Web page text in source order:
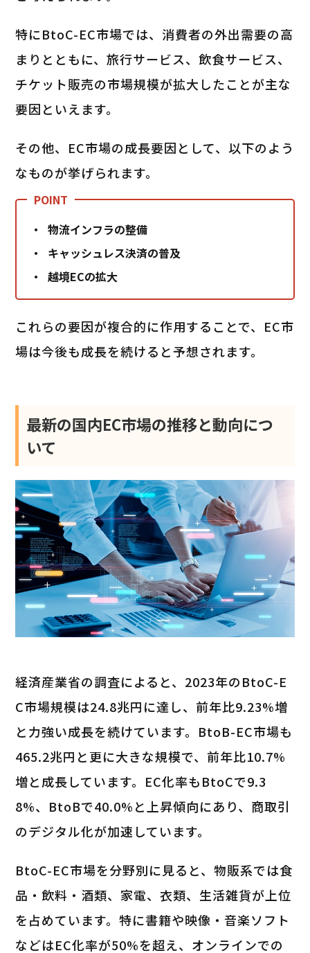
特にBtoC-EC市場では、消費者の外出需要の高
まりとともに、旅行サービス、飲食サービス、
チケット販売の市場規模が拡大したことが主な
要因といえます。
その他、EC市場の成長要因として、以下のよう
なものが挙げられます。
物流インフラの整備
キャッシュレス決済の普及
越境ECの拡大
これらの要因が複合的に作用することで、EC市
場は今後も成長を続けると予想されます。
最新の国内EC市場の推移と動向につ
いて
経済産業省の調査によると、2023年のBtoC-E
C市場規模は24.8兆円に達し、前年比9.23%増
と力強い成長を続けています。BtoB-EC市場も
465.2兆円と更に大きな規模で、前年比10.7%
増と成長しています。EC化率もBtoCで9.3
8%、BtoBで40.0%と上昇傾向にあり、商取引
のデジタル化が加速しています。
BtoC-EC市場を分野別に見ると、物販系では食
品・飲料・酒類、家電、衣類、生活雑貨が上位
を占めています。特に書籍や映像・音楽ソフト
などはEC化率が50%を超え、オンラインでの